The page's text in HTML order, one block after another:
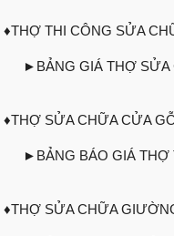
♦THỢ THI CÔNG SỬA
►BẢNG GIÁ THỢ SỬA
♦THỢ SỬA CHỮA CỬA
►BẢNG BÁO GIÁ THỢ
♦THỢ SỬA CHỮA